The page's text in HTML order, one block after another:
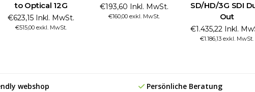
to Optical 12G
€623,15 Inkl. MwSt.
€515,00 exkl. MwSt.
€193,60 Inkl. MwSt.
€160,00 exkl. MwSt.
SD/HD/3G SDI
Out
€1.435,22 Inkl.
€1.186,13 exkl. MwSt.
webshop Persönliche Beratung